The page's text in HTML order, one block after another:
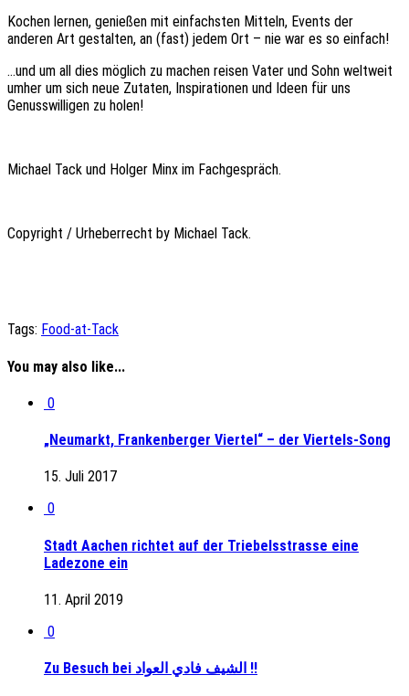
Kochen lernen, genießen mit einfachsten Mitteln, Events der
anderen Art gestalten, an (fast) jedem Ort – nie war es so einfach!
…und um all dies möglich zu machen reisen Vater und Sohn weltweit
umher um sich neue Zutaten, Inspirationen und Ideen für uns
Genusswilligen zu holen!
Michael Tack und Holger Minx im Fachgespräch.
Copyright / Urheberrecht by Michael Tack.
Tags: Food-at-Tack
You may also like...
0
„Neumarkt, Frankenberger Viertel“ – der Viertels-Song
15. Juli 2017
0
Stadt Aachen richtet auf der Triebelsstrasse eine
Ladezone ein
11. April 2019
0
Zu Besuch bei الشيف فادي العواد !!